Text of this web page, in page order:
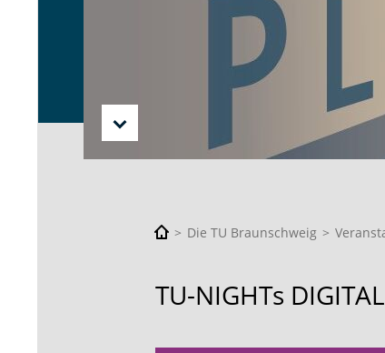
Die TU Braunschweig
TU-NIGHTs